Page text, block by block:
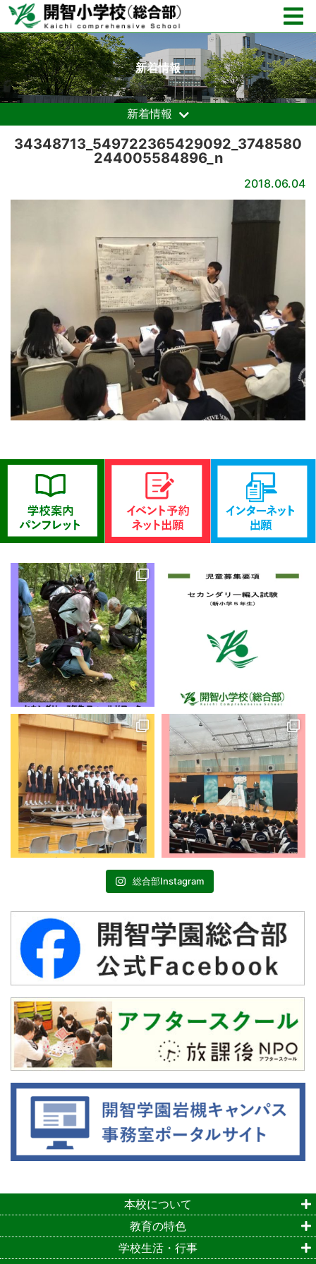
新着情報
新着情報
34348713_549722365429092_3748580
244005584896_n
2018.06.04
総合部Instagram
本校について
教育の特色
学校生活・行事